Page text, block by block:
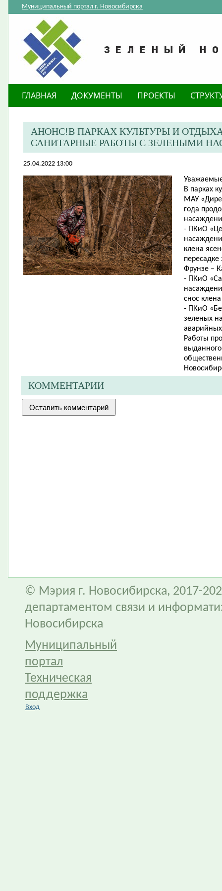
Муниципальный портал г. Новосибирска
ГЛАВНАЯ ДОКУМЕНТЫ ПРОЕКТЫ
АНОНС!В ПАРКАХ КУЛЬТУРЫ И
САНИТАРНЫЕ РАБОТЫ С ЗЕЛЕНЫМИ
25.04.2022 13:00
В парках
МАУ
года
- ПКиО
клена
Фрунзе –
- ПКиО
снос
- ПКиО
зеленых
Работы
выданного
КОММЕНТАРИИ
© Мэрия г. Новосибирска, 2017-
департаментом связи и
Новосибирска
Муниципальный
портал
Техническая
поддержка
Вход